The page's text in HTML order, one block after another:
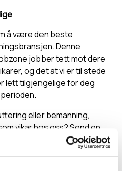
å være den beste
Denne
jobber tett mot dere
og det at vi er til stede
lett tilgjengelige for deg
eller bemanning,
vikar hos oss? Send en
ta kontakt med